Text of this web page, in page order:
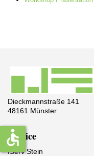
Dieckmannstraße 141
48161 Münster
Service
IServ Stein
accessible